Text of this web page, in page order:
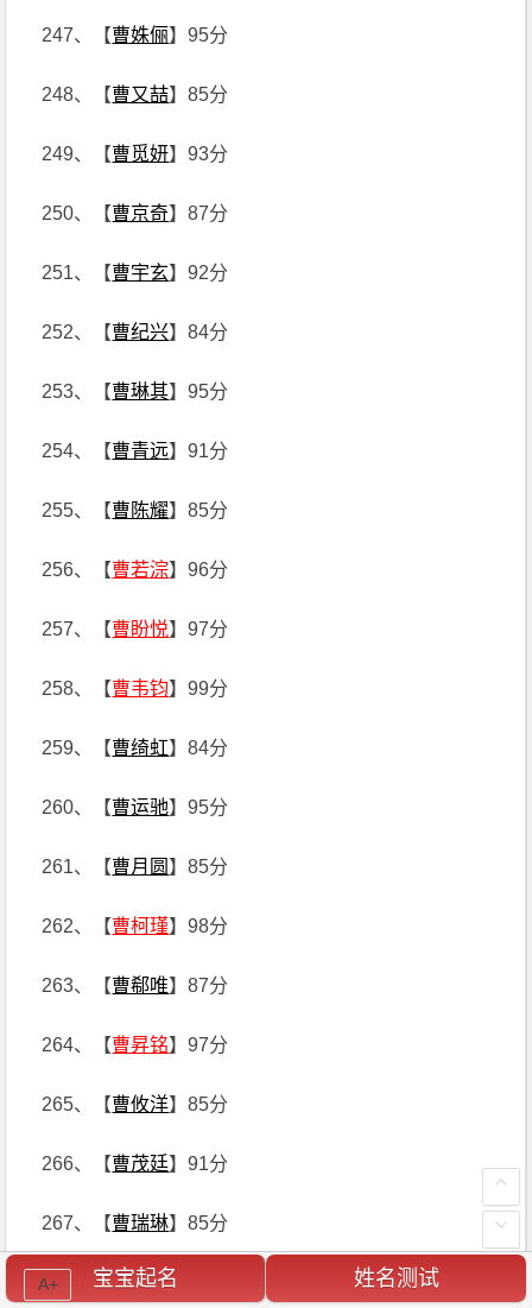
247、【曹姝俪】95分
248、【曹又喆】85分
249、【曹觅妍】93分
250、【曹京奇】87分
251、【曹宇玄】92分
252、【曹纪兴】84分
253、【曹琳其】95分
254、【曹青远】91分
255、【曹陈耀】85分
256、【曹若淙】96分
257、【曹盼悦】97分
258、【曹韦钧】99分
259、【曹绮虹】84分
260、【曹运驰】95分
261、【曹月圆 】85分
262、【曹柯瑾】98分
263、【曹郗唯】87分
264、【曹昇铭】97分
265、【曹攸洋】85分
266、【曹茂廷】91分
267、【曹瑞琳】85分
268、【曹祯庚】96分
宝宝起名 姓名测试
A+